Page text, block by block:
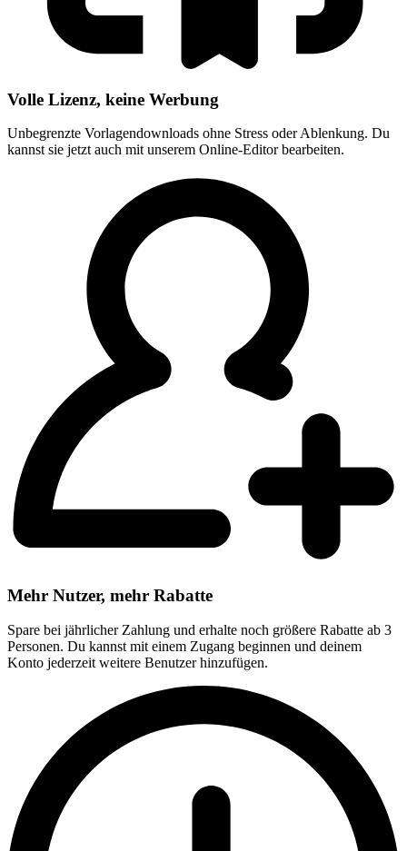
Volle Lizenz, keine Werbung
Unbegrenzte Vorlagendownloads ohne Stress oder Ablenkung. Du
kannst sie jetzt auch mit unserem Online-Editor bearbeiten.
Mehr Nutzer, mehr Rabatte
Spare bei jährlicher Zahlung und erhalte noch größere Rabatte ab 3
Personen. Du kannst mit einem Zugang beginnen und deinem
Konto jederzeit weitere Benutzer hinzufügen.